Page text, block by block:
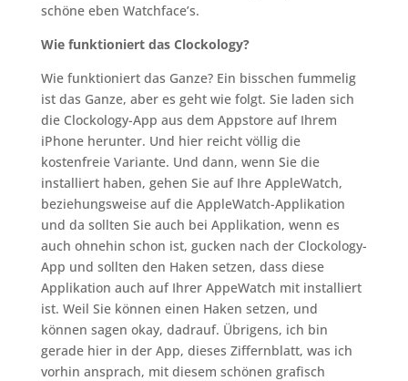
schöne eben Watchface’s.
Wie funktioniert das Clockology?
Wie funktioniert das Ganze? Ein bisschen fummelig
ist das Ganze, aber es geht wie folgt. Sie laden sich
die Clockology-App aus dem Appstore auf Ihrem
iPhone herunter. Und hier reicht völlig die
kostenfreie Variante. Und dann, wenn Sie die
installiert haben, gehen Sie auf Ihre AppleWatch,
beziehungsweise auf die AppleWatch-Applikation
und da sollten Sie auch bei Applikation, wenn es
auch ohnehin schon ist, gucken nach der Clockology-
App und sollten den Haken setzen, dass diese
Applikation auch auf Ihrer AppeWatch mit installiert
ist. Weil Sie können einen Haken setzen, und
können sagen okay, dadrauf. Übrigens, ich bin
gerade hier in der App, dieses Ziffernblatt, was ich
vorhin ansprach, mit diesem schönen grafisch